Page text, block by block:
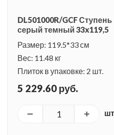
DL501000R/GCF
серый темный 33x119,5
Размер: 119.5*33 см
Вес: 11.48 кг
Плиток в упаковке: 2 шт.
5 229.60 руб.